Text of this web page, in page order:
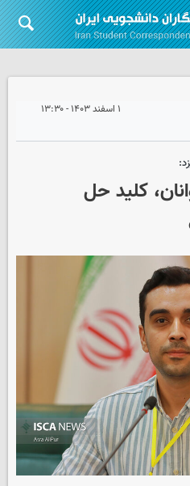
۱ اسفند ۱۴۰۳ - ۱۳:۳۰
کلید حل